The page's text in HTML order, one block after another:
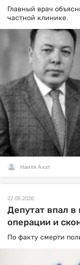
Главный врач
частной клинике.
Наиля Ахат
22.05.2026
Депутат впал в
операции и
По факту смерти